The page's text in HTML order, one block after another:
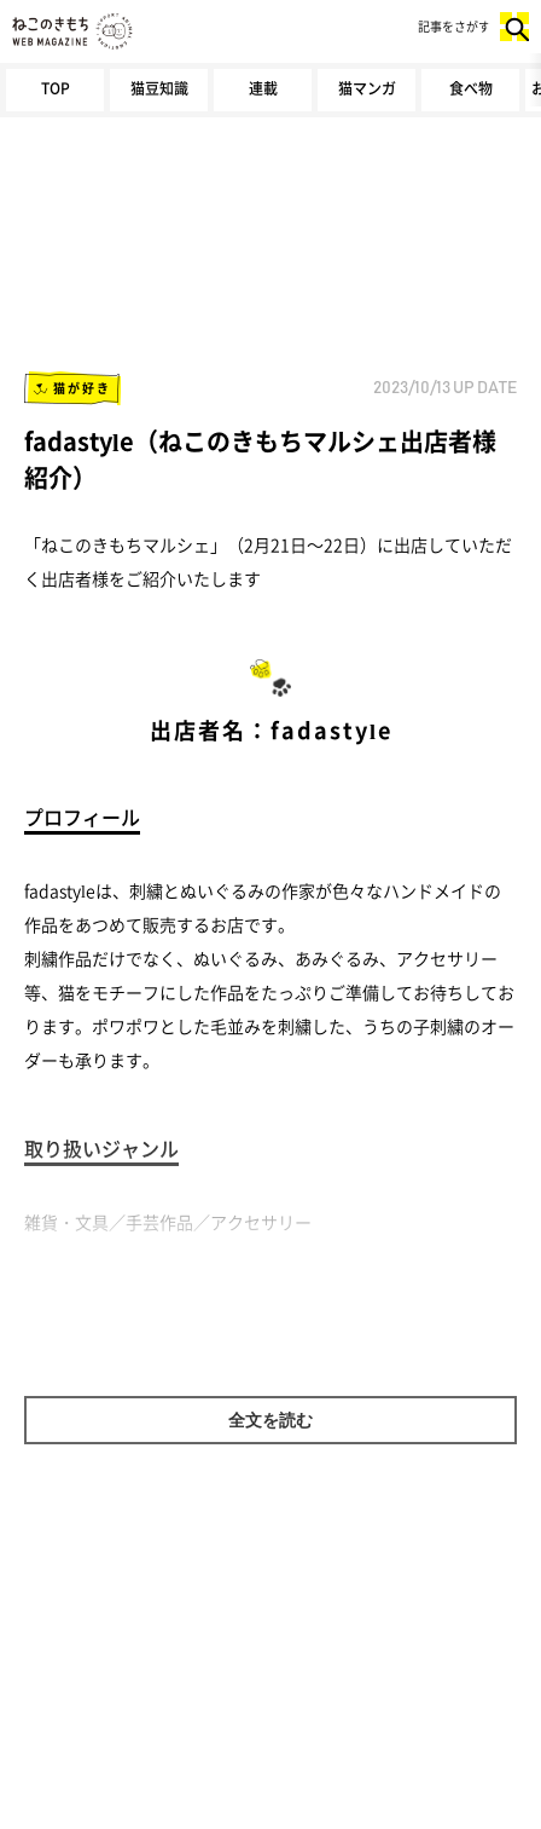
TOP 猫豆知識 連載 猫マンガ 食べ物
記事をさがす
猫が好き 2023/10/13 UP DATE
fadastyle（ねこのきもちマルシェ出店者様
紹介）
「ねこのきもちマルシェ」（2月21日～22日）に出店していただ
く出店者様をご紹介いたします
出店者名：fadastyle
プロフィール
fadastyleは、刺繍とぬいぐるみの作家が色々なハンドメイドの
作品をあつめて販売するお店です。
刺繍作品だけでなく、ぬいぐるみ、あみぐるみ、アクセサリー
等、猫をモチーフにした作品をたっぷりご準備してお待ちしてお
ります。ポワポワとした毛並みを刺繍した、うちの子刺繍のオー
ダーも承ります。
取り扱いジャンル
雑貨・文具／手芸作品／アクセサリー
全文を読む